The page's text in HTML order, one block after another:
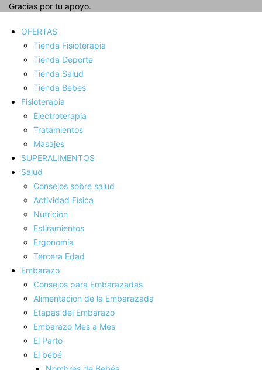
Gracias por tu apoyo.
OFERTAS
Tienda Fisioterapia
Tienda Deporte
Tienda Salud
Tienda Bebes
Fisioterapia
Electroterapia
Tratamientos
Masajes
SUPERALIMENTOS
Salud
Consejos sobre salud
Actividad Fí­sica
Nutrición
Estiramientos
Ergonomí­a
Tercera Edad
Embarazo
Consejos para Embarazadas
Alimentacion de la Embarazada
Etapas del Embarazo
Embarazo Mes a Mes
El Parto
El bebé